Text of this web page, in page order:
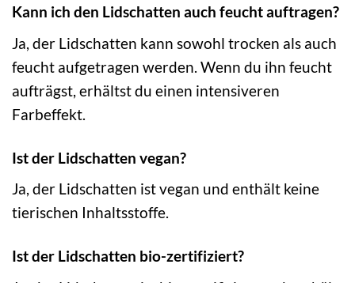
Kann ich den Lidschatten auch feucht auftragen?
Ja, der Lidschatten kann sowohl trocken als auch
feucht aufgetragen werden. Wenn du ihn feucht
aufträgst, erhältst du einen intensiveren
Farbeffekt.
Ist der Lidschatten vegan?
Ja, der Lidschatten ist vegan und enthält keine
tierischen Inhaltsstoffe.
Ist der Lidschatten bio-zertifiziert?